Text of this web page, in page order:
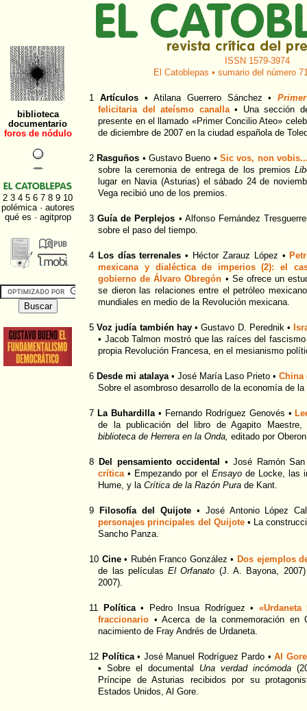
ISSN 1579-3974
El Catoblepas • sumario del número
1 Artículos• Atilana Guerrero Sánchez •
felicitaria del ateísmo canalla• Una sección
presente en el llamado «Primer Concilio Ateo»
de diciembre de 2007 en la ciudad española de
2 Rasguños • Gustavo Bueno •Sic vos, non
sobre la ceremonia de entrega de los premios
lugar en Navia (Asturias) el sábado 24 de
Vega recibió uno de los premios.
3Guía de Perplejos • Alfonso Fernández
sobre el paso del tiempo.
4 Los días terrenales • Héctor Zarauz López •
mexicana y dialéctica de imperios (2): el
gobierno de Álvaro Obregón • Se ofrece un
se dieron las relaciones entre el petróleo
mundiales en medio de la Revolución mexicana.
5Voz judía también hay• Gustavo D. Perednik •
• Jacob Talmon mostró que las raíces del
propia Revolución Francesa, en el mesianismo
6 Desde mi atalaya• José María Laso Prieto • China
Sobre el asombroso desarrollo de la economía de
7 La Buhardilla• Fernando Rodríguez Genovés •
de la publicación del libro de Agapito
biblioteca de Herrera en la Onda, editado por
8 Del pensamiento occidental
• José Ramón
crítica• Empezando por el Ensayode Locke, las
Hume, y laCrítica de la Razón Pura de Kant.
9 Filosofía del Quijote• José Antonio López
personajes principales del Quijote• La
Sancho Panza.
10 Cine• Rubén Franco González • Dos ejemplos
de las películasEl Orfanato (J. A. Bayona,
2007).
11 Política• Pedro Insua Rodríguez •
fraccionario • Acerca de la conmemoración en
nacimiento de Fray Andrés de Urdaneta.
12 Política• José Manuel Rodríguez Pardo • Al
• Sobre el documental Una verdad incómoda
Príncipe de Asturias recibidos por su
Estados Unidos, Al Gore.